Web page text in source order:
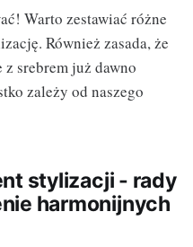
Warto zestawiać różne
Również zasada, że
srebrem już dawno
zależy od naszego
stylizacji - rady
harmonijnych